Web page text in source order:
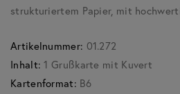
strukturiertem Papier, mit
Artikelnummer: 01.272
Inhalt: 1 Grußkarte mit Kuvert
Kartenformat: B6